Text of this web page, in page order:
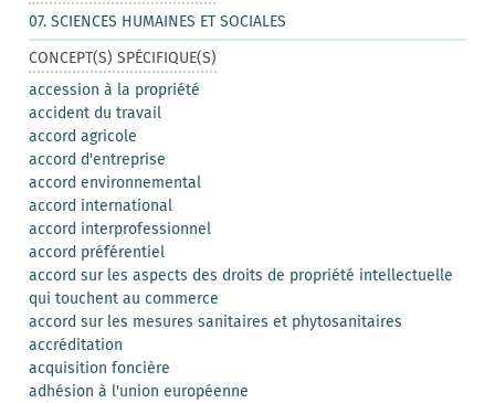
07. SCIENCES HUMAINES ET SOCIALES
CONCEPT(S) SPÉCIFIQUE(S)
accession à la propriété
accident du travail
accord agricole
accord d'entreprise
accord environnemental
accord international
accord interprofessionnel
accord préférentiel
accord sur les aspects des droits de propriété intellectuelle
qui touchent au commerce
accord sur les mesures sanitaires et phytosanitaires
accréditation
acquisition foncière
adhésion à l'union européenne